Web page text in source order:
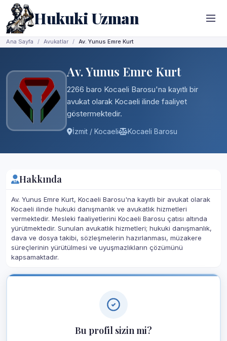
Hukuki Uzman
Ana Sayfa Avukatlar Av. Yunus Emre Kurt
Av. Yunus Emre Kurt
2266 baro Kocaeli Barosu'na kayıtlı bir
avukat olarak Kocaeli ilinde faaliyet
göstermektedir.
İzmit / Kocaeli Kocaeli Barosu
Hakkında
Av. Yunus Emre Kurt, Kocaeli Barosu'na kayıtlı bir avukat olarak
Kocaeli ilinde hukuki danışmanlık ve avukatlık hizmetleri
vermektedir. Mesleki faaliyetlerini Kocaeli Barosu çatısı altında
yürütmektedir. Sunulan avukatlık hizmetleri; hukuki danışmanlık,
dava ve dosya takibi, sözleşmelerin hazırlanması, müzakere
süreçlerinin yürütülmesi ve uyuşmazlıkların çözümünü
kapsamaktadır.
Bu profil sizin mi?